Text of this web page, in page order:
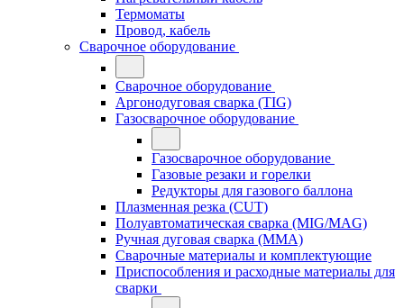
Термоматы
Провод, кабель
Сварочное оборудование
Сварочное оборудование
Аргонодуговая сварка (TIG)
Газосварочное оборудование
Газосварочное оборудование
Газовые резаки и горелки
Редукторы для газового баллона
Плазменная резка (CUT)
Полуавтоматическая сварка (MIG/MAG)
Ручная дуговая сварка (MMA)
Сварочные материалы и комплектующие
Приспособления и расходные материалы для
сварки